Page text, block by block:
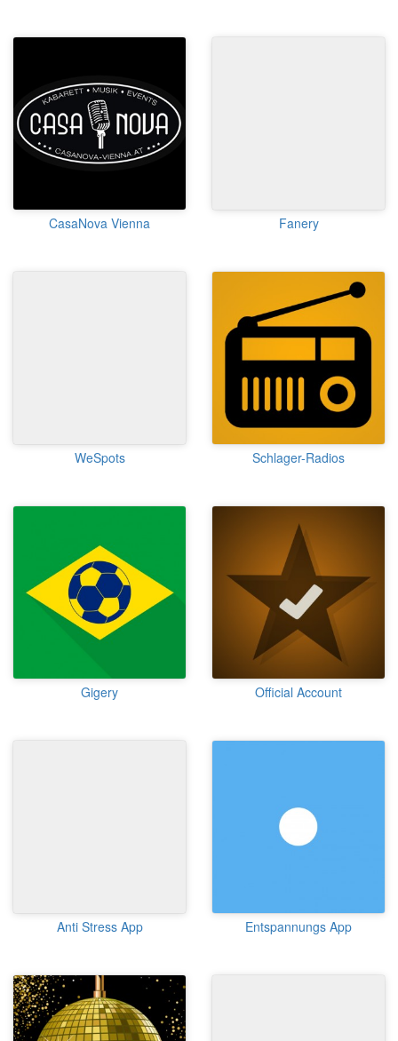
CasaNova Vienna Fanery
WeSpots Schlager-Radios
Gigery Official Account
Anti Stress App Entspannungs App